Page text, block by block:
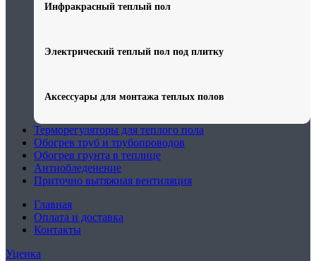
Инфракрасный теплый пол
Электрический теплый пол под плитку
Аксессуары для монтажа теплых полов
Терморегуляторы для теплого пола
Обогрев труб и трубопроводов
Обогрев грунта в теплице
Антиобледенение
Приточно вытяжная вентиляция
Главная
Оплата и доставка
Контакты
Уценка